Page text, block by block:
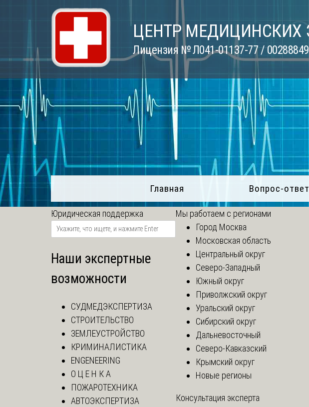
ЦЕНТР МЕДИЦИНСКИХ
Лицензия № Л041-01137-77 / 00288849
Главная Вопрос-ответ
Юридическая поддержка
Наши экспертные
возможности
СУДМЕДЭКСПЕРТИЗА
СТРОИТЕЛЬСТВО
ЗЕМЛЕУСТРОЙСТВО
КРИМИНАЛИСТИКА
ENGENEERING
О Ц Е Н К А
ПОЖАРОТЕХНИКА
АВТОЭКСПЕРТИЗА
Мы работаем с регионами
Город Москва
Московская область
Центральный округ
Северо-Западный
Южный округ
Приволжский округ
Уральский округ
Сибирский округ
Дальневосточный
Северо-Кавказский
Крымский округ
Новые регионы
Консультация эксперта